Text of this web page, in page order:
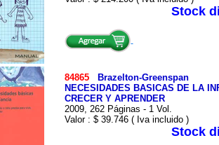
Stock
84865
Brazelton-Greenspan
NECESIDADES BASICAS DE LA
CRECER Y APRENDER
2009, 262 Páginas - 1 Vol.
Valor : $ 39.746 ( Iva incluido )
Stock